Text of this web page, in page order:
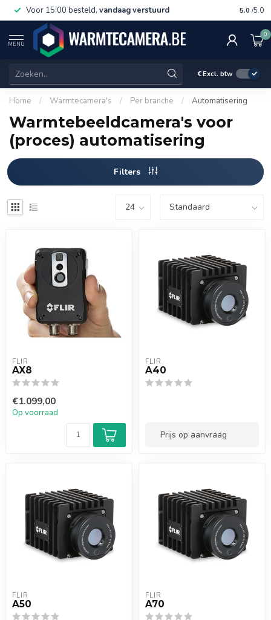
Voor 15:00 besteld, vandaag verstuurd Gratis
5.0 /5.0
MENU
0
€Excl. btw
Home / Warmtecamera's / Per branche / Automatisering
Warmtebeeldcamera's voor
(proces) automatisering
Filters
FLIR
AX8
€1.099,00
Op voorraad
FLIR
A40
Prijs op aanvraag
FLIR
A50
FLIR
A70